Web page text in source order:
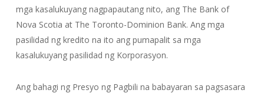
mga kasalukuyang nagpapautang nito, ang The Bank of
Nova Scotia at The Toronto-Dominion Bank. Ang mga
pasilidad ng kredito na ito ang pumapalit sa mga
kasalukuyang pasilidad ng Korporasyon.
Ang bahagi ng Presyo ng Pagbili na babayaran sa pagsasara